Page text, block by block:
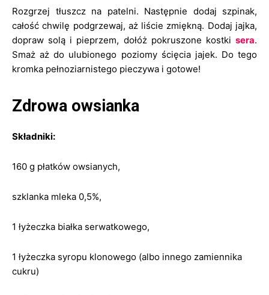
Rozgrzej tłuszcz na patelni. Następnie dodaj szpinak,
całość chwilę podgrzewaj, aż liście zmiękną. Dodaj jajka,
dopraw solą i pieprzem, dołóż pokruszone kostki sera.
Smaż aż do ulubionego poziomy ścięcia jajek. Do tego
kromka pełnoziarnistego pieczywa i gotowe!
Zdrowa owsianka
Składniki:
160 g płatków owsianych,
szklanka mleka 0,5%,
1 łyżeczka białka serwatkowego,
1 łyżeczka syropu klonowego (albo innego zamiennika
cukru)